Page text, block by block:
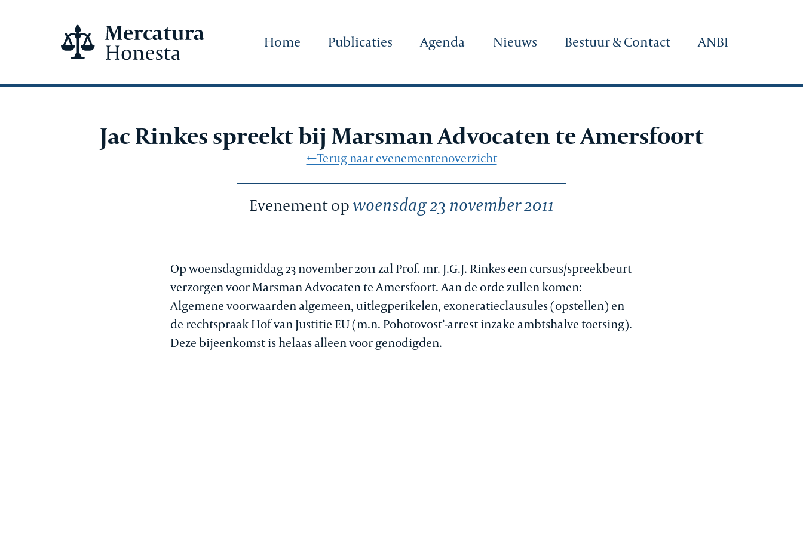
Home Publicaties Agenda Nieuws Bestuur & Contact ANBI
Jac Rinkes spreekt bij Marsman Advocaten te Amersfoort
←Terug naar evenementenoverzicht
Evenement opwoensdag 23 november 2011
Op woensdagmiddag 23 november 2011 zal Prof. mr. J.G.J. Rinkes een cursus/spreekbeurt
verzorgen voor Marsman Advocaten te Amersfoort. Aan de orde zullen komen:
Algemene voorwaarden algemeen, uitlegperikelen, exoneratieclausules (opstellen) en
de rechtspraak Hof van Justitie EU (m.n. Pohotovost’-arrest inzake ambtshalve toetsing).
Deze bijeenkomst is helaas alleen voor genodigden.